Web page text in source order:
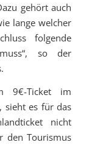
gehört auch
lange welcher
folgende
so der
9€-Ticket im
sieht es für das
nicht
den Tourismus